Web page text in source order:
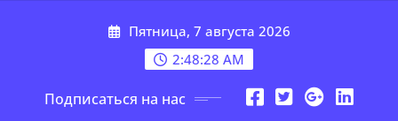
Пятница, 7 августа 2026
2:48:29 AM
Подписаться на нас